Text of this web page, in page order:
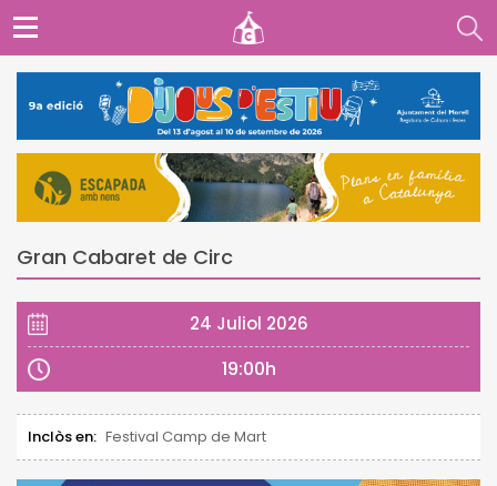
Gran Cabaret de Circ
24 Juliol 2026
19:00h
Inclòs en: Festival Camp de Mart